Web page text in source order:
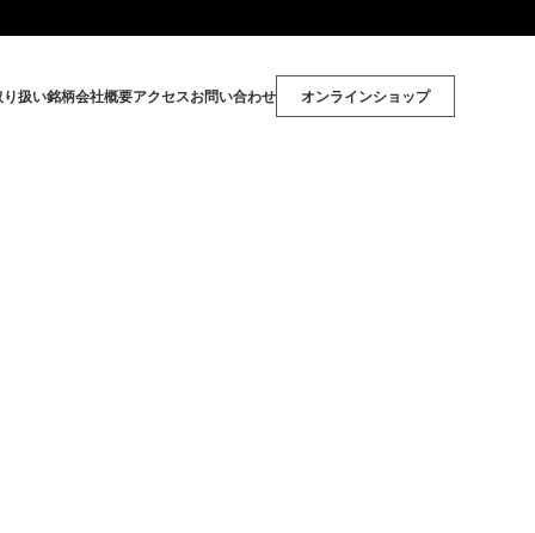
り扱い銘柄会社概要アクセスお問い合わせ オンラインショップ